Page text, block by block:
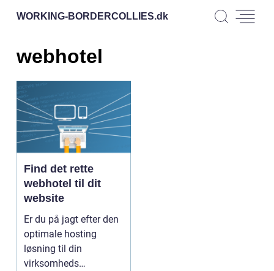
WORKING-BORDERCOLLIES.dk
webhotel
Find det rette
webhotel til dit
website
Er du på jagt efter den
optimale hosting
løsning til din
virksomheds